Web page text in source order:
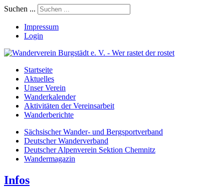
Suchen ...
Impressum
Login
Startseite
Aktuelles
Unser Verein
Wanderkalender
Aktivitäten der Vereinsarbeit
Wanderberichte
Sächsischer Wander- und Bergsportverband
Deutscher Wanderverband
Deutscher Alpenverein Sektion Chemnitz
Wandermagazin
Infos